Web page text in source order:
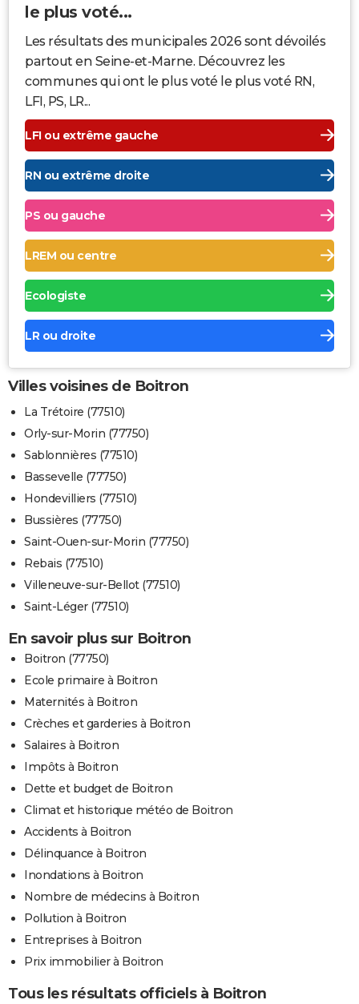
le plus voté...
Les résultats des municipales 2026 sont dévoilés
partout en Seine-et-Marne. Découvrez les
communes qui ont le plus voté le plus voté RN,
LFI, PS, LR...
LFI ou extrême gauche
RN ou extrême droite
PS ou gauche
LREM ou centre
Ecologiste
LR ou droite
Villes voisines de Boitron
La Trétoire (77510)
Orly-sur-Morin (77750)
Sablonnières (77510)
Bassevelle (77750)
Hondevilliers (77510)
Bussières (77750)
Saint-Ouen-sur-Morin (77750)
Rebais (77510)
Villeneuve-sur-Bellot (77510)
Saint-Léger (77510)
En savoir plus sur Boitron
Boitron (77750)
Ecole primaire à Boitron
Maternités à Boitron
Crèches et garderies à Boitron
Salaires à Boitron
Impôts à Boitron
Dette et budget de Boitron
Climat et historique météo de Boitron
Accidents à Boitron
Délinquance à Boitron
Inondations à Boitron
Nombre de médecins à Boitron
Pollution à Boitron
Entreprises à Boitron
Prix immobilier à Boitron
Tous les résultats officiels à Boitron